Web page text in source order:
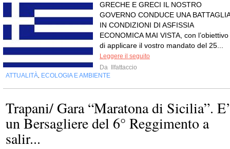
GRECHE E GRECI IL NOSTRO
GOVERNO CONDUCE UNA BATTAGLIA
IN CONDIZIONI DI ASFISSIA
ECONOMICA MAI VISTA, con l’obiettivo
di applicare il vostro mandato del 25...
Leggere il seguito
Da
Ilfattaccio
ATTUALITÀ ECOLOGIA E AMBIENTE
Trapani/ Gara “Maratona di Sicilia”. E’
un Bersagliere del 6° Reggimento a
salir...